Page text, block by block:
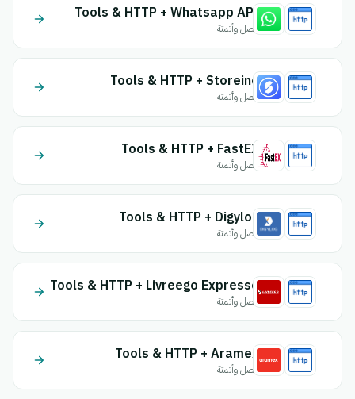
Tools & HTTP + Whatsapp API
اتصل وأتمتة
Tools & HTTP + Storeino
اتصل وأتمتة
Tools & HTTP + FastEX
اتصل وأتمتة
Tools & HTTP + Digylog
اتصل وأتمتة
Tools & HTTP + Livreego Expresse
اتصل وأتمتة
Tools & HTTP + Aramex
اتصل وأتمتة